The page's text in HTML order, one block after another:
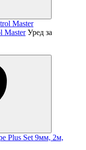
Master Уред за